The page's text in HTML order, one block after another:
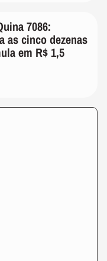
7086:
as cinco dezenas
em R$ 1,5